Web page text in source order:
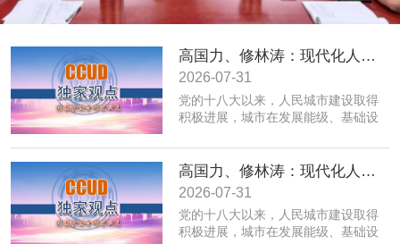
高国力、修林涛：现代化人民城市高质量发展的战略框架与政策体系
2026-07-31
党的十八大以来，人民城市建设取得
积极进展，城市在发展能级、基础设
治理、历史文化保护等方面取得积极
成效；同时，也面临着转变发展方
式、培育发展动能、提升功能品质、
加强生态环境保护、赓续历史文脉、
推动精细治理、增强城市韧性等转型
发展任务。为实现以上目标，必须紧
高国力、修林涛：现代化人民城市高质量发展的战略框架与政策体系
2026-07-31
党的十八大以来，人民城市建设取得
积极进展，城市在发展能级、基础设